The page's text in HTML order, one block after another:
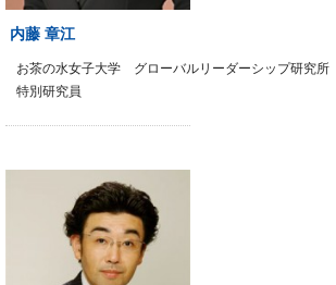
内藤 章江
お茶の水女子大学 グローバルリーダーシップ研究所
特別研究員